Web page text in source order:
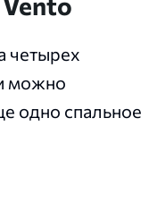
четырех
можно
одно спальное